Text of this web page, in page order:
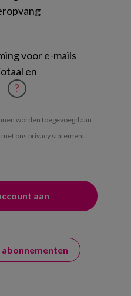
voor e-mails
en
?
worden toegevoegd aan
ons privacy statement.